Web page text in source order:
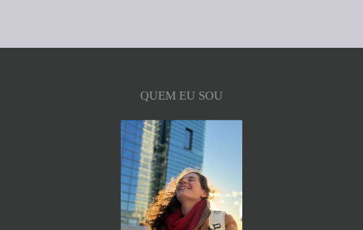
QUEM EU SOU